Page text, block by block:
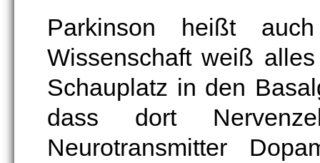
Parkinson heißt
Wissenschaft weiß
Schauplatz in den
dass dort
Neurotransmitter